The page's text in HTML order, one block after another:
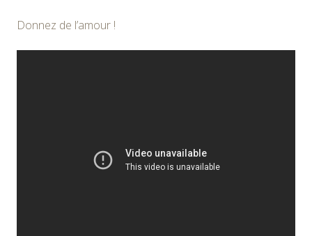
Donnez de l’amour !